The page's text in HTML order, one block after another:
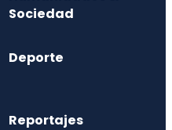
Sociedad
Deporte
Reportajes